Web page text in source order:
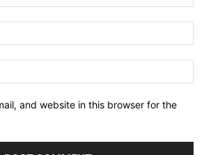
and website in this browser for the